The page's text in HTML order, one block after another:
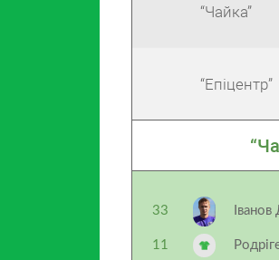
“Чайка”
“Епіцентр”
33
11